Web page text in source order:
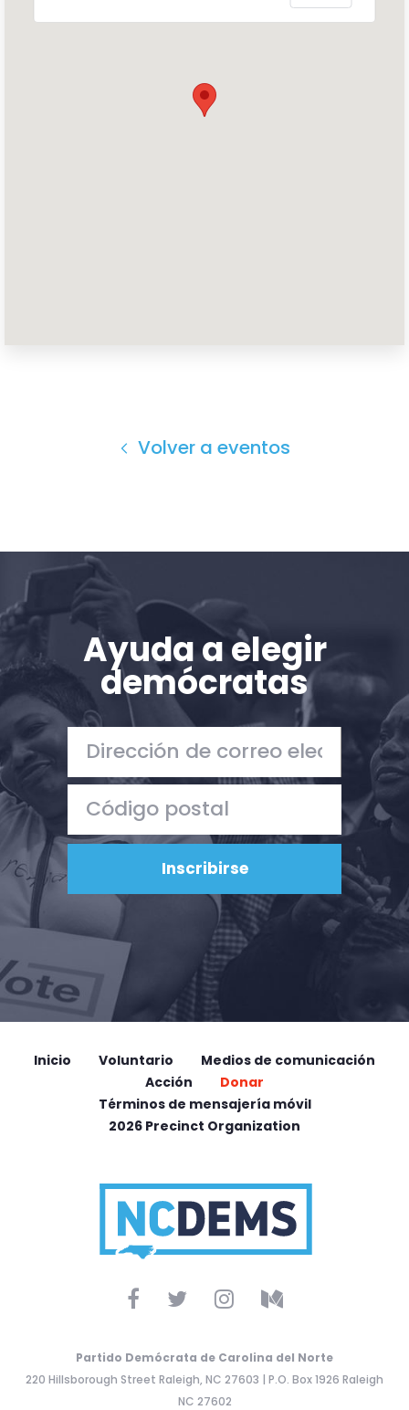
Acción
Volver a eventos
Ayuda a elegir
demócratas
Inicio Voluntario
Medios de comunicación
Acción
Donar
Términos de mensajería móvil
2026 Precinct Organization
Partido Demócrata de Carolina del Norte
220 Hillsborough Street Raleigh, NC 27603 | P.O. Box 1926 Raleigh
NC 27602